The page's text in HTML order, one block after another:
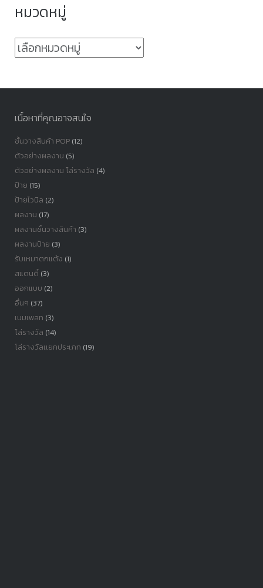
หมวดหมู่
หมวด
เนื้อหาที่คุณอาจสนใจ
ชั้นวางสินค้า POP(12)
ตัวอย่างผลงาน (5)
ตัวอย่างผลงาน โล่รางวัล (4)
ป้าย (15)
ป้ายไวนิล (2)
ผลงาน (17)
ผลงานชั้นวางสินค้า (3)
ผลงานป้าย (3)
รับเหมาตกแต้ง (1)
สแตนดี้(3)
ออกแบบ (2)
อื่นๆ (37)
เนมเพลท (3)
โล่รางวัล (14)
โล่รางวัลเเยกประเภท (19)